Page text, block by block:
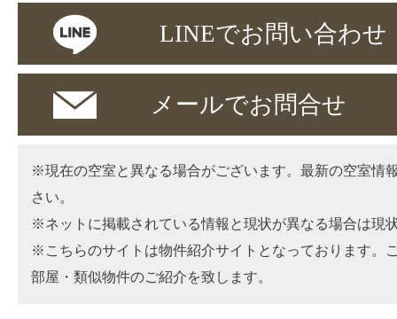
LINEでお問い合わせ
メールでお問合せ
※現在の空室と異なる場合がございます。最新の空室情
さい。
※ネットに掲載されている情報と現状が異なる場合は現
※こちらのサイトは物件紹介サイトとなっております。
部屋・類似物件のご紹介を致します。